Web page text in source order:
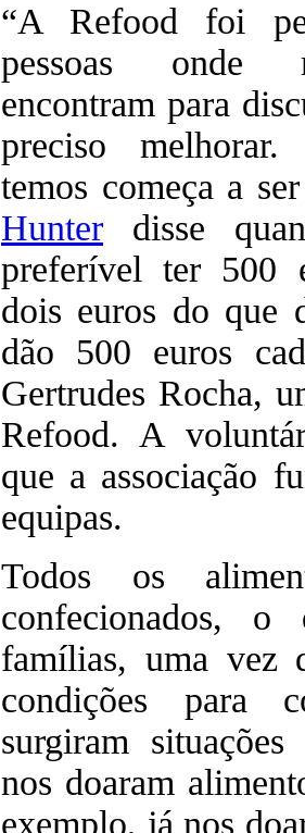
“A Refood foi
pessoas onde
encontram para
preciso
temos começa a
Hunter disse
preferível ter 500
dois euros do que
dão 500 euros
Gertrudes Rocha,
Refood. A
que a associação
equipas.
Todos os
confecionados,
famílias, uma vez
condições para
surgiram
nos doaram
exemplo, já nos